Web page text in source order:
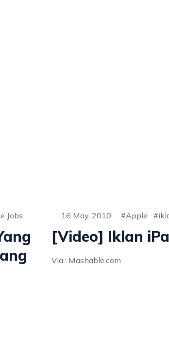
Jobs 16 May, 2010 Apple
[Video] Iklan
Via : Mashable.com